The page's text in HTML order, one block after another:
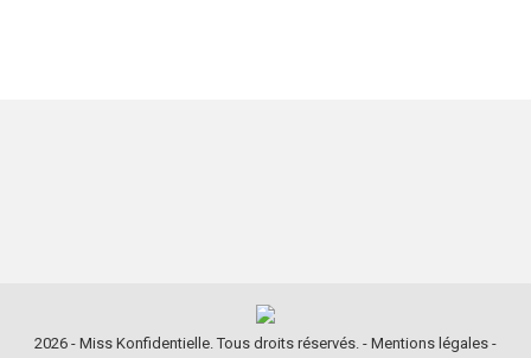
2026 - Miss Konfidentielle. Tous droits réservés. - Mentions légales -